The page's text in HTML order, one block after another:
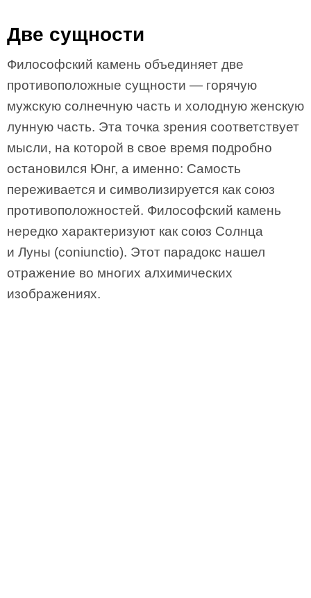
Две сущности
Философский камень объединяет две
противоположные сущности — горячую
мужскую солнечную часть и холодную женскую
лунную часть. Эта точка зрения соответствует
мысли, на которой в свое время подробно
остановился Юнг, а именно: Самость
переживается и символизируется как союз
противоположностей. Философский камень
нередко характеризуют как союз Солнца
и Луны (coniunctio). Этот парадокс нашел
отражение во многих алхимических
изображениях.